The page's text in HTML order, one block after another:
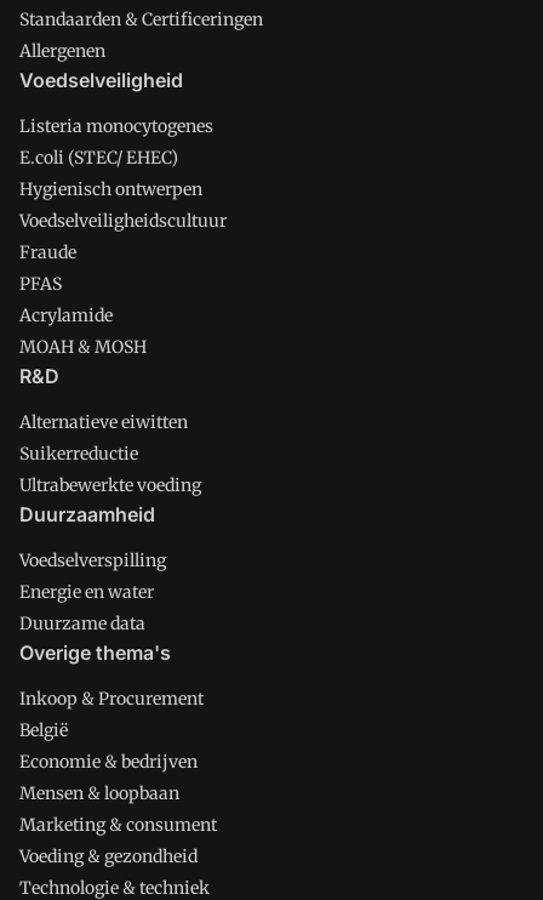
Standaarden & Certificeringen
Allergenen
Voedselveiligheid
Listeria monocytogenes
E.coli (STEC/ EHEC)
Hygienisch ontwerpen
Voedselveiligheidscultuur
Fraude
PFAS
Acrylamide
MOAH & MOSH
R&D
Alternatieve eiwitten
Suikerreductie
Ultrabewerkte voeding
Duurzaamheid
Voedselverspilling
Energie en water
Duurzame data
Overige thema's
Inkoop & Procurement
België
Economie & bedrijven
Mensen & loopbaan
Marketing & consument
Voeding & gezondheid
Technologie & techniek